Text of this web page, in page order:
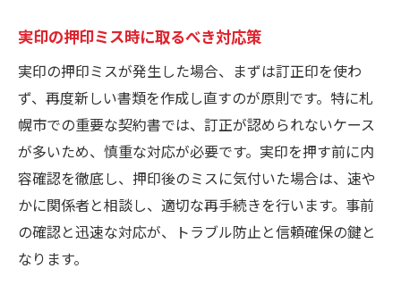
実印の押印ミス時に取るべき対応策
実印の押印ミスが発生した場合、まずは訂正印を使わ
ず、再度新しい書類を作成し直すのが原則です。特に札
幌市での重要な契約書では、訂正が認められないケース
が多いため、慎重な対応が必要です。実印を押す前に内
容確認を徹底し、押印後のミスに気付いた場合は、速や
かに関係者と相談し、適切な再手続きを行います。事前
の確認と迅速な対応が、トラブル防止と信頼確保の鍵と
なります。